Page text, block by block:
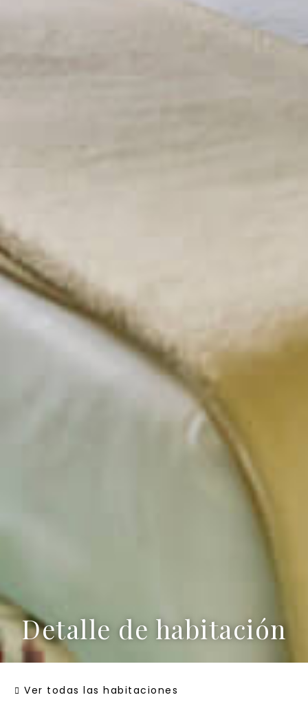
Detalle de habitación
Ver todas las habitaciones